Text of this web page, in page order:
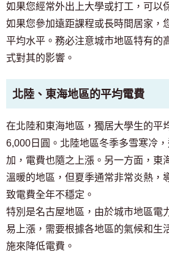
如果您經常外出上大學或打工，可以
如果您參加遠距課程或長時間居家，
平均水平。務必注意城市地區特有的
式對其的影響。
北陸、東海地區的平均電費
在北陸和東海地區，獨居大學生的平
6,000日圓。北陸地區冬季多雪寒冷
加，電費也隨之上漲。另一方面，東
溫暖的地區，但夏季通常非常炎熱，
致電費全年不穩定。
特別是名古屋地區，由於城市地區電
易上漲，需要根據各地區的氣候和生
施來降低電費。